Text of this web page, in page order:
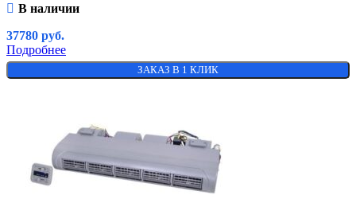
В наличии
37780 руб.
Подробнее
ЗАКАЗ В 1 КЛИК